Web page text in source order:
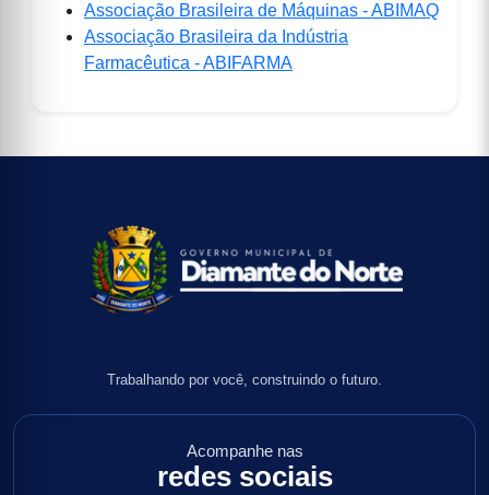
Associação Brasileira de Máquinas - ABIMAQ
Associação Brasileira da Indústria
Farmacêutica - ABIFARMA
Trabalhando por você, construindo o futuro.
Acompanhe nas
redes sociais